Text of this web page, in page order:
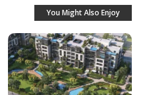
You Might Also Enjoy